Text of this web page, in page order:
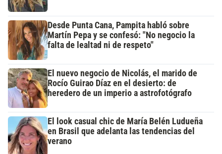
Desde Punta Cana, Pampita habló sobre
Martín Pepa y se confesó: "No negocio la
falta de lealtad ni de respeto"
El nuevo negocio de Nicolás, el marido de
Rocío Guirao Díaz en el desierto: de
heredero de un imperio a astrofotógrafo
El look casual chic de María Belén Ludueña
en Brasil que adelanta las tendencias del
verano